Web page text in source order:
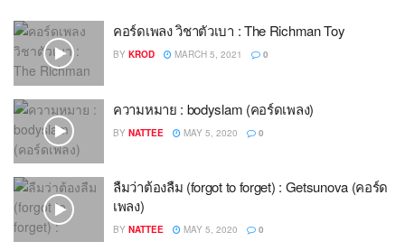
คอร์ดเพลง วิชาตัวเบา : The Richman Toy
BY KROD MARCH 5, 2021 0
ความหมาย : bodyslam (คอร์ดเพลง)
BY NATTEE MAY 5, 2020 0
ลืมว่าต้องลืม (forgot to forget) : Getsunova (คอร์ด
เพลง)
BY NATTEE MAY 5, 2020 0